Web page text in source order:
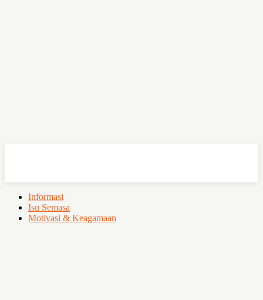
Informasi
Isu Semasa
Motivasi & Keagamaan